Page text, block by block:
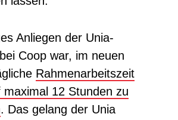
Anliegen der Unia-
Coop war, im neuen
Rahmenarbeitszeit
maximal 12 Stunden zu
. Das gelang der Unia